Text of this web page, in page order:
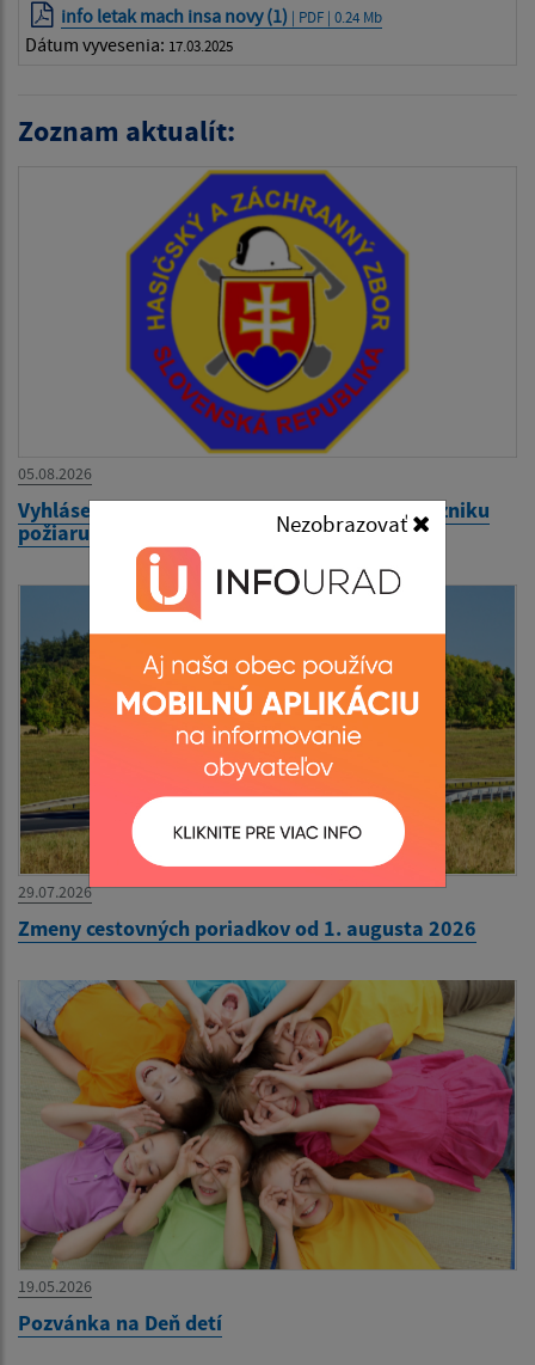
Nezobrazovať
info letak mach insa novy (1) | PDF | 0.24 Mb
Dátum vyvesenia: 17.03.2025
Zoznam aktualít:
05.08.2026
Vyhlásenie času zvýšeného nebezpečenstva vzniku
požiaru
29.07.2026
Zmeny cestovných poriadkov od 1. augusta 2026
19.05.2026
Pozvánka na Deň detí